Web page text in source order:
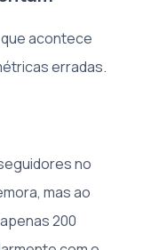
acontece
erradas.
no
mas ao
200